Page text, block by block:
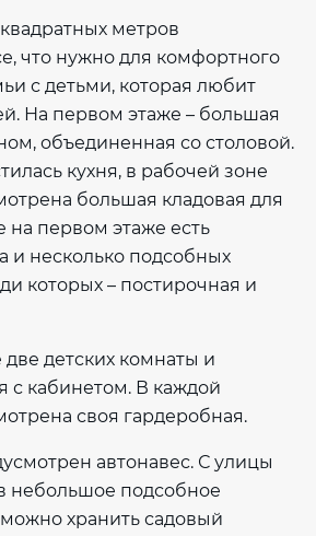
метров
что нужно для комфортного
с детьми, которая любит
На первом этаже – большая
объединенная со столовой.
кухня, в рабочей зоне
большая кладовая для
на первом этаже есть
и несколько подсобных
которых – постирочная и
детских комнаты и
с кабинетом. В каждой
своя гардеробная.
автонавес. С улицы
небольшое подсобное
хранить садовый